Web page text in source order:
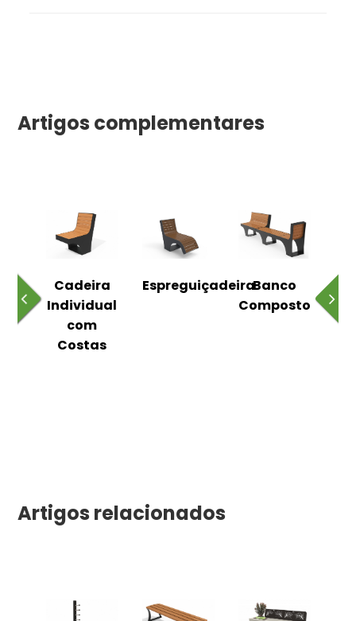
Artigos complementares
Cadeira
Individual
com
Costas
EspreguiçadeiraBanco
Composto
Artigos relacionados